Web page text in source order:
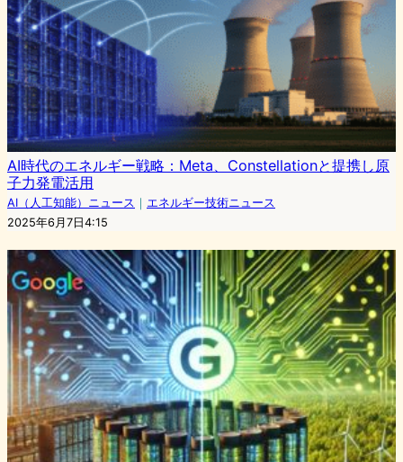
AI時代のエネルギー戦略：Meta、Constellationと提携し原
子力発電活用
AI（人工知能）ニュース ｜ エネルギー技術ニュース
2025年6月7日4:15